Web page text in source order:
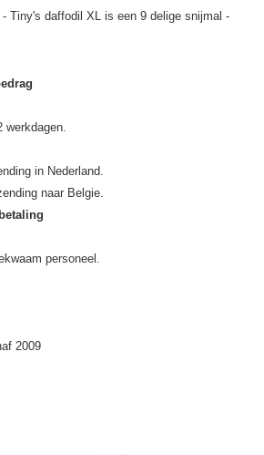
- Tiny's daffodil XL is een 9 delige snijmal -
in Nederland.
2009